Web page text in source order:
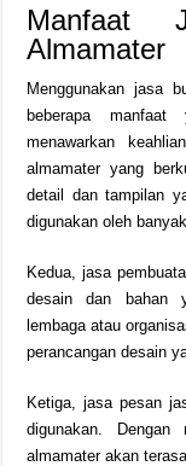
Manfaat
Almamater
Menggunakan jasa
beberapa
menawarkan
almamater yang
detail dan tampilan
digunakan oleh
Kedua, jasa
desain dan bahan
lembaga atau
perancangan desain
Ketiga, jasa pesan
digunakan. Dengan
almamater akan